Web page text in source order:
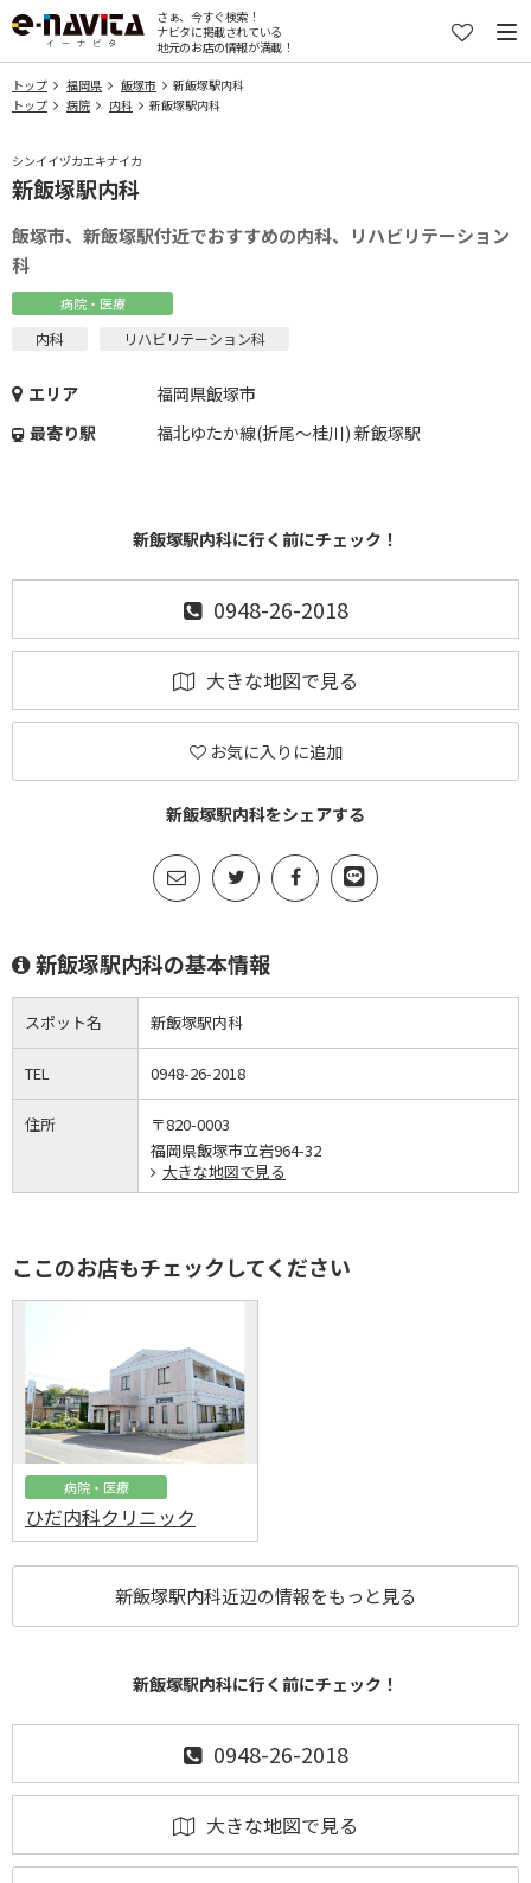
さぁ、今すぐ検索！
ナビタに掲載されている
地元のお店の情報が満載！
トップ 福岡県 飯塚市
新飯塚駅内科
トップ
病院 内科 新飯塚駅内科
シンイイヅカエキナイカ
新飯塚駅内科
飯塚市、新飯塚駅付近でおすすめの内科、リハビリテーション
科
病院・医療
内科 リハビリテーション科
エリア
福岡県飯塚市
最寄り駅
福北ゆたか線(折尾～桂川) 新飯塚駅
新飯塚駅内科に行く前にチェック！
0948-26-2018
大きな地図で見る
お気に入りに追加
新飯塚駅内科をシェアする
新飯塚駅内科の基本情報
スポット名 新飯塚駅内科
TEL 0948-26-2018
住所
〒820-0003
福岡県飯塚市立岩964-32
大きな地図で見る
ここのお店もチェックしてください
病院・医療
ひだ内科クリニック
新飯塚駅内科近辺の情報をもっと見る
新飯塚駅内科に行く前にチェック！
0948-26-2018
大きな地図で見る